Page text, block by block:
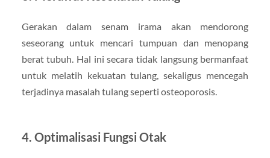
Gerakan dalam senam irama akan mendorong
seseorang untuk mencari tumpuan dan menopang
berat tubuh. Hal ini secara tidak langsung bermanfaat
untuk melatih kekuatan tulang, sekaligus mencegah
terjadinya masalah tulang seperti osteoporosis.
4. Optimalisasi Fungsi Otak